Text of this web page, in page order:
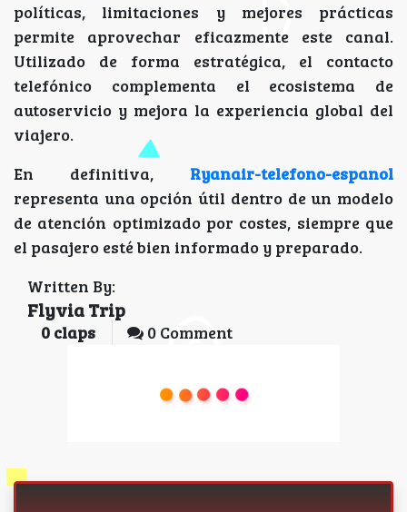
políticas, limitaciones y mejores prácticas
permite aprovechar eficazmente este canal.
Utilizado de forma estratégica, el contacto
telefónico complementa el ecosistema de
autoservicio y mejora la experiencia global del
viajero.
En definitiva, Ryanair-telefono-espanol
representa una opción útil dentro de un modelo
de atención optimizado por costes, siempre que
el pasajero esté bien informado y preparado.
Written By:
Flyvia Trip
0 claps 0 Comment